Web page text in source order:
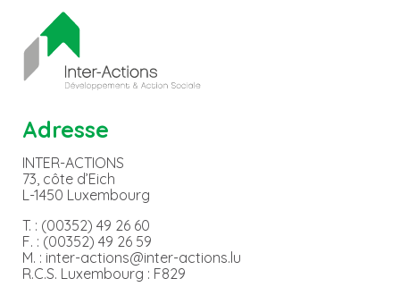
Adresse
INTER-ACTIONS
73, côte d’Eich
L-1450 Luxembourg
T. : (00352) 49 26 60
F. : (00352) 49 26 59
M. : inter-actions@inter-actions.lu
R.C.S. Luxembourg : F829